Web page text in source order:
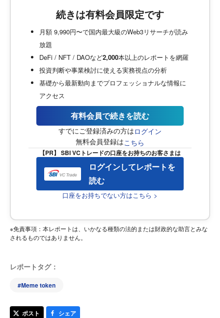
続きは有料会員限定です
月額 9,990円〜で国内最大級のWeb3リサーチが読み
放題
DeFi / NFT / DAOなど2,000本以上のレポートを網羅
投資判断や事業検討に使える実務視点の分析
基礎から最新動向までプロフェッショナルな情報に
アクセス
有料会員で続きを読む
すでにご登録済みの方はログイン
無料会員登録はこちら
【PR】 SBI VCトレードの口座をお持ちのお客さまは
ログインしてレポートを
読む
口座をお持ちでない方はこちら >
※免責事項：本レポートは、いかなる種類の法的または財政的な助言とみな
されるものではありません。
レポートタグ：
#Meme token
ポスト シェア